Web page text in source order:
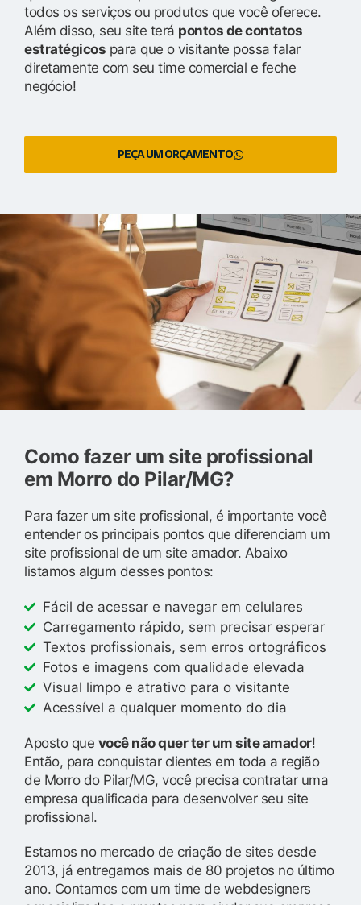
todos os serviços ou produtos que você oferece.
Além disso, seu site terá pontos de contatos
estratégicos para que o visitante possa falar
diretamente com seu time comercial e feche
negócio!
PEÇA UM ORÇAMENTO
Como fazer um site profissional
em Morro do Pilar/MG?
Para fazer um site profissional, é importante você
entender os principais pontos que diferenciam um
site profissional de um site amador. Abaixo
listamos algum desses pontos:
Fácil de acessar e navegar em celulares
Carregamento rápido, sem precisar esperar
Textos profissionais, sem erros ortográficos
Fotos e imagens com qualidade elevada
Visual limpo e atrativo para o visitante
Acessível a qualquer momento do dia
Aposto que você não quer ter um site amador!
Então, para conquistar clientes em toda a região
de Morro do Pilar/MG, você precisa contratar uma
empresa qualificada para desenvolver seu site
profissional.
Estamos no mercado de criação de sites desde
2013, já entregamos mais de 80 projetos no último
ano. Contamos com um time de webdesigners